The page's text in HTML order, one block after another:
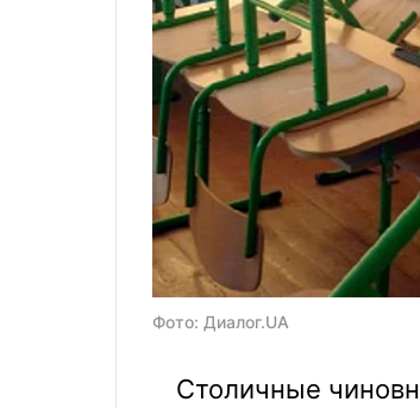
Фото: Диалог.UA
Столичные